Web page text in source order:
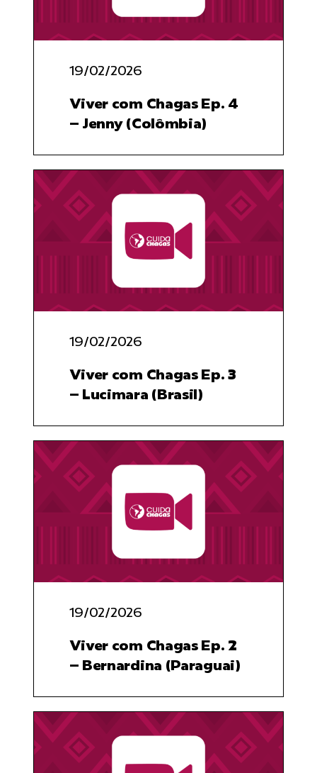
19/02/2026
Viver com Chagas Ep. 4
– Jenny (Colômbia)
19/02/2026
Viver com Chagas Ep. 3
– Lucimara (Brasil)
19/02/2026
Viver com Chagas Ep. 2
– Bernardina (Paraguai)